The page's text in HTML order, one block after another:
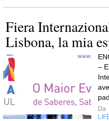
Fiera
Lisbona, la mia
–
Da